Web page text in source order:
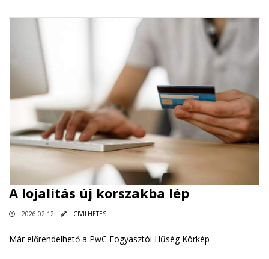
A lojalitás új korszakba lép
2026.02.12 CIVILHETES
Már előrendelhető a PwC Fogyasztói Hűség Körkép